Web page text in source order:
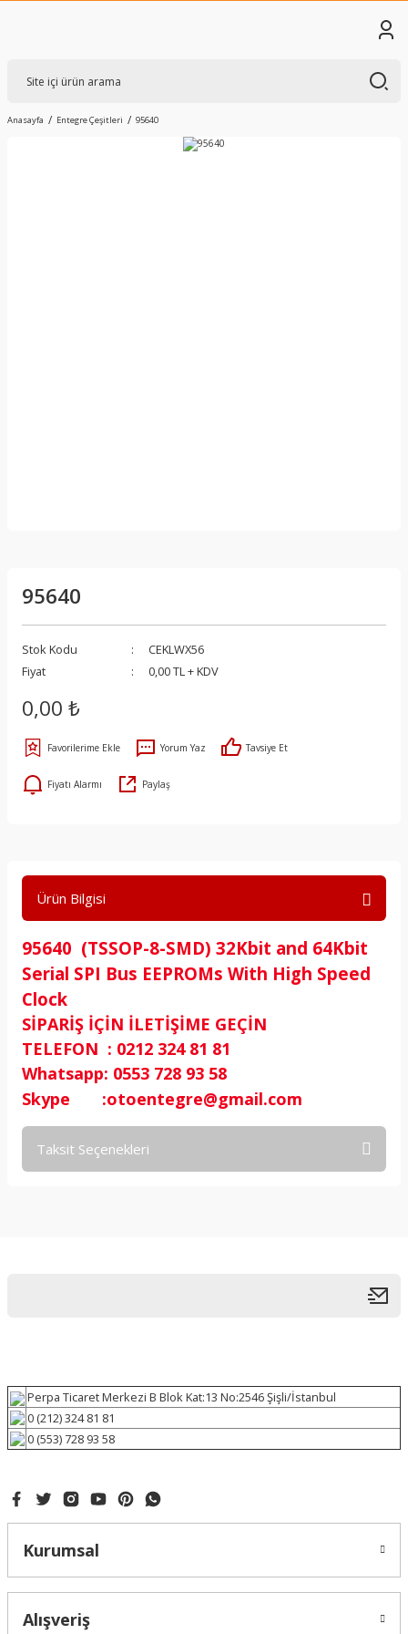
Anasayfa Entegre Çeşitleri 95640
95640
Stok Kodu
CEKLWX56
Fiyat
0,00 TL + KDV
0,00 ₺
Yorum Yaz Tavsiye Et
Fiyatı Alarmı Paylaş
Ürün Bilgisi
95640 (TSSOP-8-SMD) 32Kbit and 64Kbit
Serial SPI Bus EEPROMs With High Speed
Clock
SİPARİŞ İÇİN İLETİŞİME GEÇİN
TELEFON : 0212 324 81 81
Whatsapp: 0553 728 93 58
Skype :otoentegre@gmail.com
Taksit Seçenekleri
Perpa Ticaret Merkezi B Blok Kat:13 No:2546 Şişli/İstanbul
0 (212) 324 81 81
0 (553) 728 93 58
Kurumsal
Alışveriş